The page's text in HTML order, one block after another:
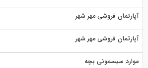
آپارتمان فروشی مهر شهر
آپارتمان فروشی مهر شهر
موارد سیسمونی بچه